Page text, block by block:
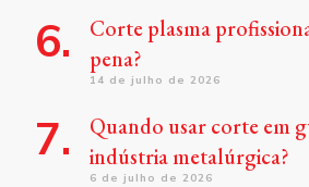
Corte plasma
pena?
14 de julho de 2026
Quando usar corte em
indústria metalúrgica?
6 de julho de 2026